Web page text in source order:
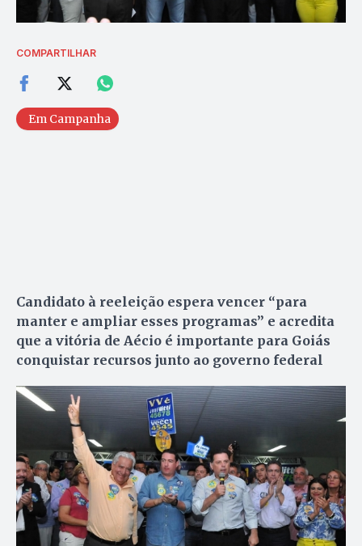
COMPARTILHAR
Em Campanha
Candidato à reeleição espera vencer “para
manter e ampliar esses programas” e acredita
que a vitória de Aécio é importante para Goiás
conquistar recursos junto ao governo federal